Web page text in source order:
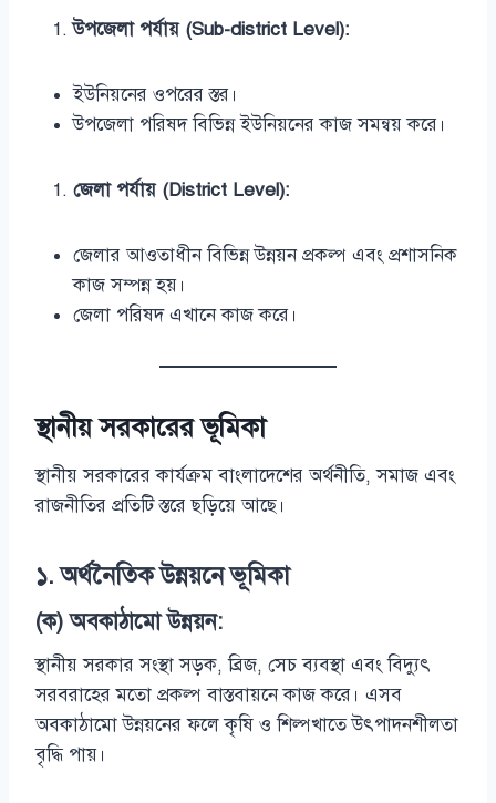
উপজেলা পর্যায় (Sub-district Level):
ইউনিয়নের ওপরের স্তর।
উপজেলা পরিষদ বিভিন্ন ইউনিয়নের কাজ সমন্বয় করে।
জেলা পর্যায় (District Level):
জেলার আওতাধীন বিভিন্ন উন্নয়ন প্রকল্প এবং প্রশাসনিক
কাজ সম্পন্ন হয়।
জেলা পরিষদ এখানে কাজ করে।
স্থানীয় সরকারের ভূমিকা
স্থানীয় সরকারের কার্যক্রম বাংলাদেশের অর্থনীতি, সমাজ এবং
রাজনীতির প্রতিটি স্তরে ছড়িয়ে আছে।
১.অর্থনৈতিক উন্নয়নে ভূমিকা
(ক) অবকাঠামো উন্নয়ন:
স্থানীয় সরকার সংস্থা সড়ক, ব্রিজ, সেচ ব্যবস্থা এবং বিদ্যুৎ
সরবরাহের মতো প্রকল্প বাস্তবায়নে কাজ করে। এসব
অবকাঠামো উন্নয়নের ফলে কৃষি ও শিল্পখাতে উৎপাদনশীলতা
বৃদ্ধি পায়।